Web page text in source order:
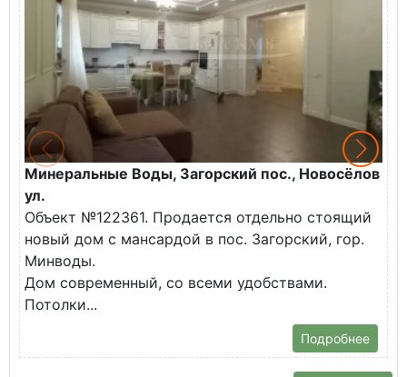
Минеральные Воды, Загорский пос., Новосёлов
ул.
Объект №122361. Продается отдельно стоящий
новый дом с мансардой в пос. Загорский, гор.
Минводы.
Дом современный, со всеми удобствами.
Потолки...
Подробнее